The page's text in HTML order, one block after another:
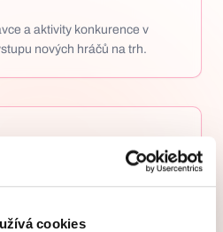
cookies
a aktivity konkurence v
nových hráčů na trh.
průměrů pro